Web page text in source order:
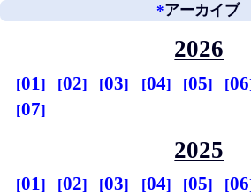
*アーカイブ
2026
01 02 03 04 05
06
07
2025
01 02 03 04 05
06